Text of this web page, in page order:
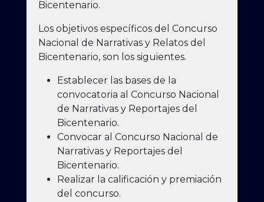
Bicentenario.
Los objetivos específicos del Concurso
Nacional de Narrativas y Relatos del
Bicentenario, son los siguientes.
Establecer las bases de la
convocatoria al Concurso Nacional
de Narrativas y Reportajes del
Bicentenario.
Convocar al Concurso Nacional de
Narrativas y Reportajes del
Bicentenario.
Realizar la calificación y premiación
del concurso.